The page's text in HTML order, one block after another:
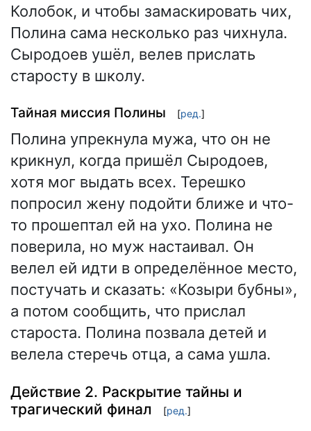
Колобок, и чтобы замаскировать чих,
Полина сама несколько раз чихнула.
Сыродоев ушёл, велев прислать
старосту в школу.
Тайная миссия Полины [ред.]
Полина упрекнула мужа, что он не
крикнул, когда пришёл Сыродоев,
хотя мог выдать всех. Терешко
попросил жену подойти ближе и что-
то прошептал ей на ухо. Полина не
поверила, но муж настаивал. Он
велел ей идти в определённое место,
постучать и сказать: «Козыри бубны»,
а потом сообщить, что прислал
староста. Полина позвала детей и
велела стеречь отца, а сама ушла.
Действие 2. Раскрытие тайны и
трагический финал
[ред.]